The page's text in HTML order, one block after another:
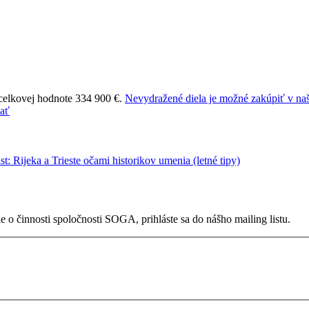
hodnote 334 900 €. Nevydražené diela je možné zakúpiť v
činnosti spoločnosti SOGA, prihláste sa do nášho mailing listu.